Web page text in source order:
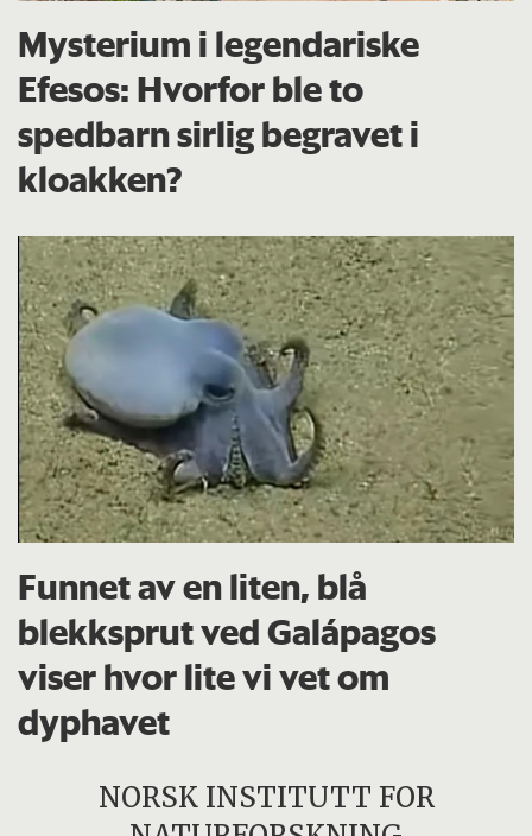
Mysterium i legendariske
Efesos: Hvorfor ble to
spedbarn sirlig begravet i
kloakken?
Funnet av en liten, blå
blekksprut ved Galápagos
viser hvor lite vi vet om
dyphavet
NORSK INSTITUTT FOR